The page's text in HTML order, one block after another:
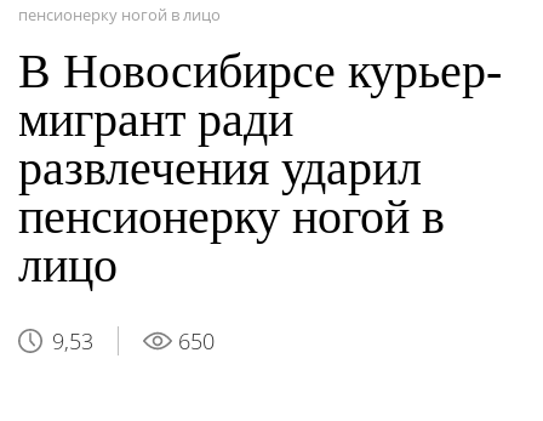
пенсионерку ногой в лицо
В Новосибирсе курьер-
мигрант ради
развлечения ударил
пенсионерку ногой в
лицо
9,53 650